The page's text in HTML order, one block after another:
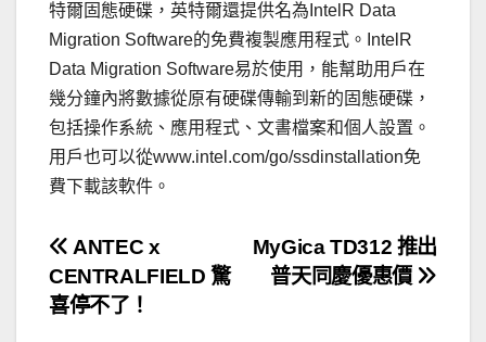
特爾固態硬碟，英特爾還提供名為IntelR Data
Migration Software的免費複製應用程式。IntelR
Data Migration Software易於使用，能幫助用戶在
幾分鐘內將數據從原有硬碟傳輸到新的固態硬碟，
包括操作系統、應用程式、文書檔案和個人設置。
用戶也可以從www.intel.com/go/ssdinstallation免
費下載該軟件。
文
章
MyGica TD312 推出
普天同慶優惠價
ANTEC x
CENTRALFIELD 驚
喜停不了！